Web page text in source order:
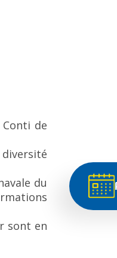
de
du
sont en